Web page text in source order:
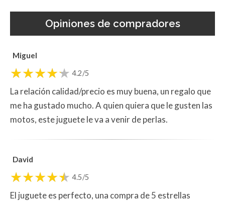
Opiniones de compradores
Miguel
4.2/5
La relación calidad/precio es muy buena, un regalo que
me ha gustado mucho. A quien quiera que le gusten las
motos, este juguete le va a venir de perlas.
David
4.5/5
El juguete es perfecto, una compra de 5 estrellas